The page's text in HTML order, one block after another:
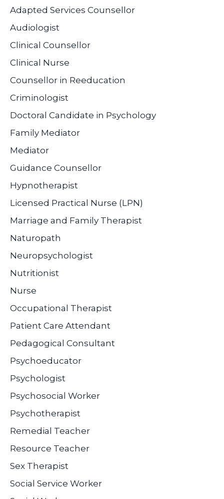
Adapted Services Counsellor
Audiologist
Clinical Counsellor
Clinical Nurse
Counsellor in Reeducation
Criminologist
Doctoral Candidate in Psychology
Family Mediator
Mediator
Guidance Counsellor
Hypnotherapist
Licensed Practical Nurse (LPN)
Marriage and Family Therapist
Naturopath
Neuropsychologist
Nutritionist
Nurse
Occupational Therapist
Patient Care Attendant
Pedagogical Consultant
Psychoeducator
Psychologist
Psychosocial Worker
Psychotherapist
Remedial Teacher
Resource Teacher
Sex Therapist
Social Service Worker